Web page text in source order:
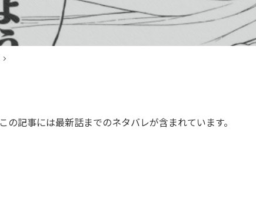
この記事には最新話までのネタバレが含まれています。